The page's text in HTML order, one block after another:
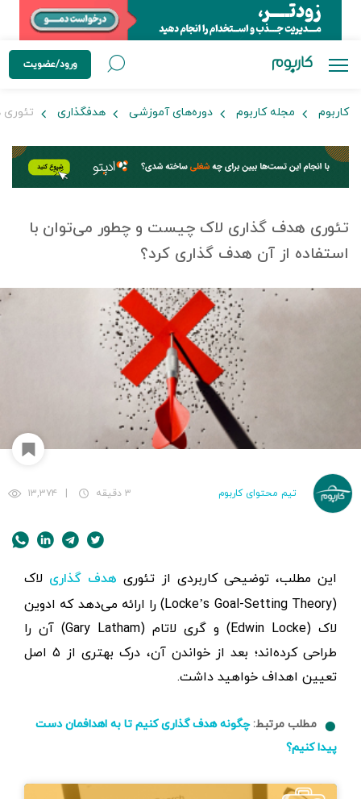
ورود/عضویت
کاربوم مجله کاربوم دوره‌های آموزشی هدفگذاری
تئوری هدف گذاری لاک چیست و چطور می‌توان با
استفاده از آن هدف گذاری کرد؟
تیم محتوای کاربوم ۳ دقیقه ۱۳,۳۷۴
این مطلب، توضیحی کاربردی از تئوری هدف گذاری لاک
(Locke’s Goal-Setting Theory) را ارائه می‌دهد که ادوین
لاک (Edwin Locke) و گری لاتام (Gary Latham) آن را
طراحی کرده‌اند؛ بعد از خواندن آن، درک بهتری از ۵ اصل
تعیین اهداف خواهید داشت.
مطلب مرتبط:چگونه هدف گذاری کنیم تا به اهدافمان دست
پیدا کنیم؟